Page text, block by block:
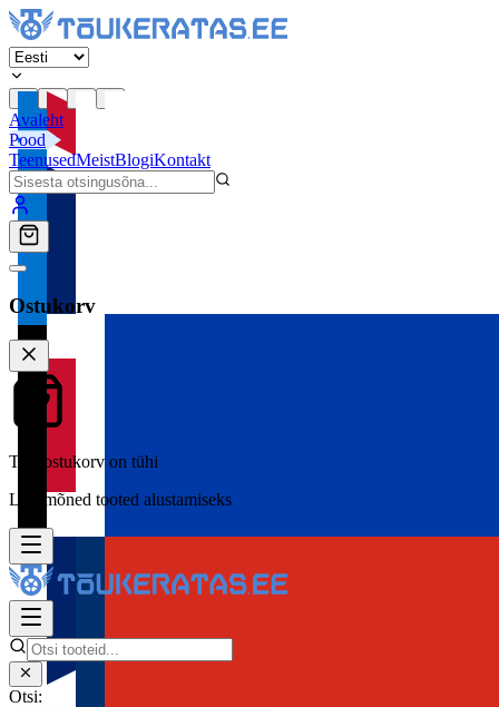
Avaleht
Pood
TeenusedMeistBlogiKontakt
Ostukorv
Teie ostukorv on tühi
Lisa mõned tooted alustamiseks
Otsi: